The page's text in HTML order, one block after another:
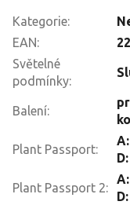
Kategorie:
EAN:
Světelné
podmínky:
Balení:
Plant Passport:
Plant Passport 2: